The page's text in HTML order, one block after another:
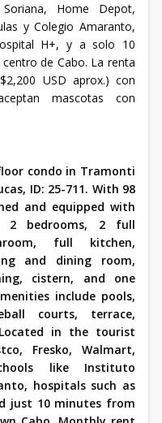
Home Depot,
y Colegio Amaranto,
H+, y a solo 10
de Cabo. La renta
USD aprox.) con
mascotas con
condo in Tramonti
ID: 25-711. With 98
and equipped with
2 bedrooms, 2 full
full kitchen,
and dining room,
cistern, and one
include pools,
courts, terrace,
in the tourist
Fresko, Walmart,
like Instituto
hospitals such as
just 10 minutes from